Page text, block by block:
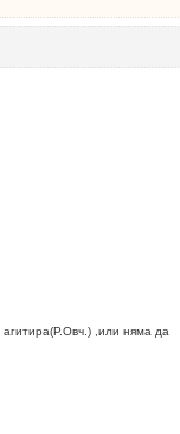
,или няма да